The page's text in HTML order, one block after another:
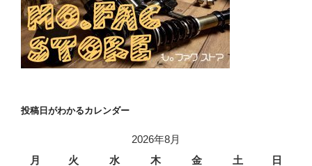
投稿日がわかるカレンダー
2026年8月
月
火 水 木 金 土 日